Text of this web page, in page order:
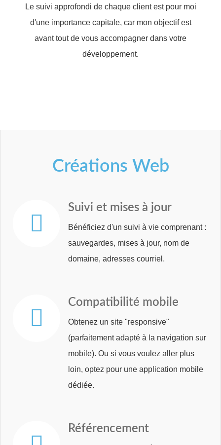
Le suivi approfondi de chaque client est pour moi
d'une importance capitale, car mon objectif est
avant tout de vous accompagner dans votre
développement.
Créations Web
Suivi et mises à jour
Bénéficiez d'un suivi à vie comprenant :
sauvegardes, mises à jour, nom de
domaine, adresses courriel.
Compatibilité mobile
Obtenez un site "responsive"
(parfaitement adapté à la navigation sur
mobile). Ou si vous voulez aller plus
loin, optez pour une application mobile
dédiée.
Référencement